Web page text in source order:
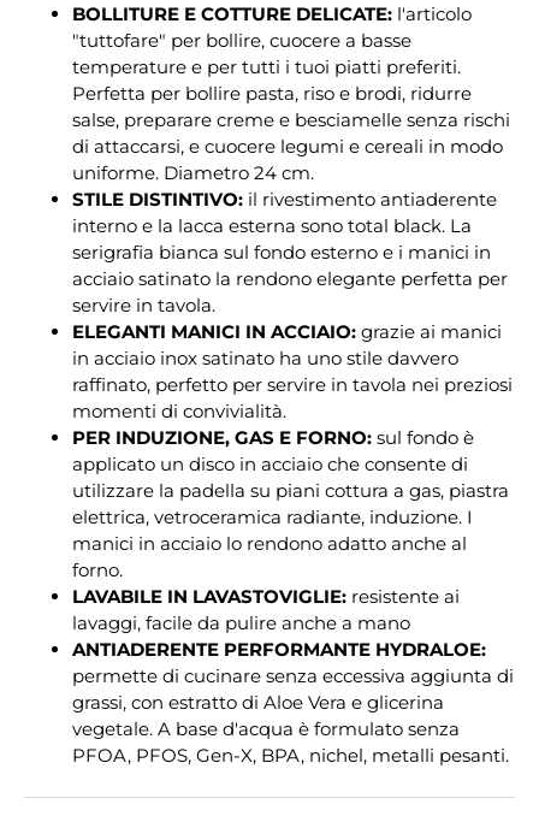
BOLLITURE E COTTURE DELICATE: l'articolo
"tuttofare" per bollire, cuocere a basse
temperature e per tutti i tuoi piatti preferiti.
Perfetta per bollire pasta, riso e brodi, ridurre
salse, preparare creme e besciamelle senza rischi
di attaccarsi, e cuocere legumi e cereali in modo
uniforme. Diametro 24 cm.
STILE DISTINTIVO: il rivestimento antiaderente
interno e la lacca esterna sono total black. La
serigrafia bianca sul fondo esterno e i manici in
acciaio satinato la rendono elegante perfetta per
servire in tavola.
ELEGANTI MANICI IN ACCIAIO: grazie ai manici
in acciaio inox satinato ha uno stile davvero
raffinato, perfetto per servire in tavola nei preziosi
momenti di convivialità.
PER INDUZIONE, GAS E FORNO: sul fondo è
applicato un disco in acciaio che consente di
utilizzare la padella su piani cottura a gas, piastra
elettrica, vetroceramica radiante, induzione. I
manici in acciaio lo rendono adatto anche al
forno.
LAVABILE IN LAVASTOVIGLIE: resistente ai
lavaggi, facile da pulire anche a mano
ANTIADERENTE PERFORMANTE HYDRALOE:
permette di cucinare senza eccessiva aggiunta di
grassi, con estratto di Aloe Vera e glicerina
vegetale. A base d'acqua è formulato senza
PFOA, PFOS, Gen-X, BPA, nichel, metalli pesanti.